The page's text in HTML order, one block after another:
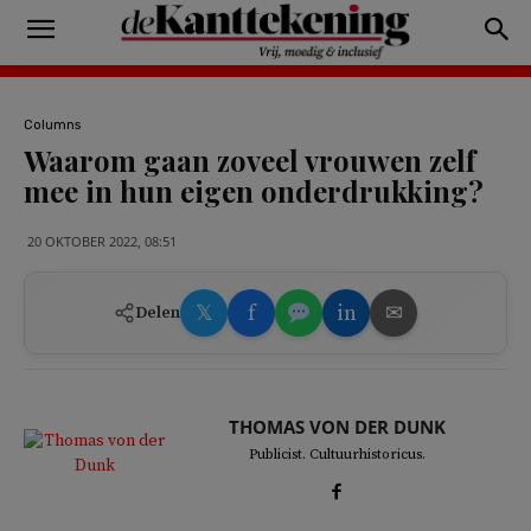
Columns
Waarom gaan zoveel vrouwen zelf
mee in hun eigen onderdrukking?
20 OKTOBER 2022, 08:51
Delen 𝕏 f in ✉
THOMAS VON DER DUNK
Publicist. Cultuurhistoricus.